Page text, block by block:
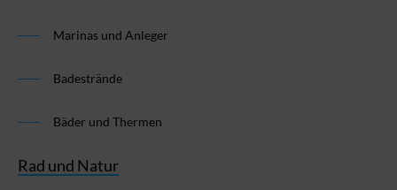
Marinas und Anleger
Badestrände
Bäder und Thermen
Rad und Natur